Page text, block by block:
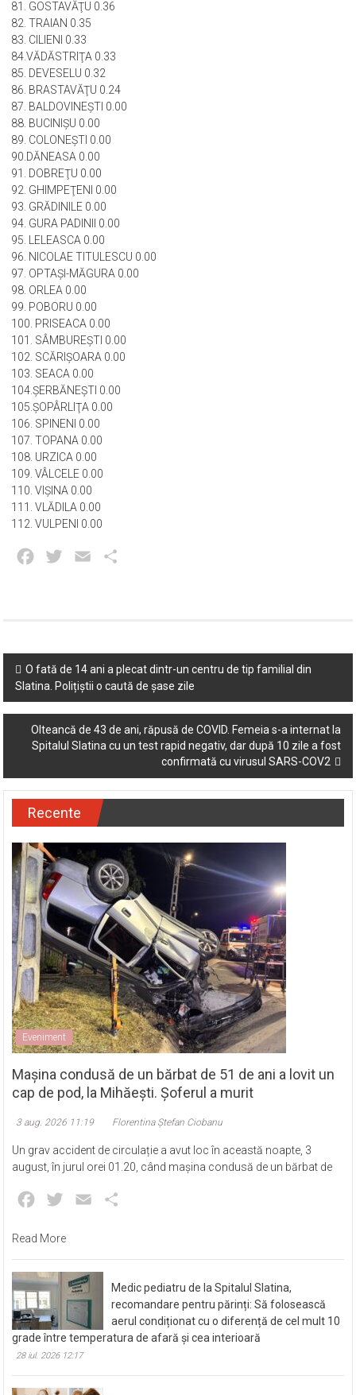
79.VĂLENI 0.40
80. BREBENI 0.38
81. GOSTAVĂŢU 0.36
82. TRAIAN 0.35
83. CILIENI 0.33
84.VĂDĂSTRIŢA 0.33
85. DEVESELU 0.32
86. BRASTAVĂŢU 0.24
87. BALDOVINEŞTI 0.00
88. BUCINIŞU 0.00
89. COLONEŞTI 0.00
90.DĂNEASA 0.00
91. DOBREŢU 0.00
92. GHIMPEŢENI 0.00
93. GRĂDINILE 0.00
94. GURA PADINII 0.00
95. LELEASCA 0.00
96. NICOLAE TITULESCU 0.00
97. OPTAŞI-MĂGURA 0.00
98. ORLEA 0.00
99. POBORU 0.00
100. PRISEACA 0.00
101. SÂMBUREŞTI 0.00
102. SCĂRIŞOARA 0.00
103. SEACA 0.00
104.ŞERBĂNEŞTI 0.00
105.ŞOPÂRLIŢA 0.00
106. SPINENI 0.00
107. TOPANA 0.00
108. URZICA 0.00
109. VÂLCELE 0.00
110. VIŞINA 0.00
112. VULPENI 0.00
Post
navigation
O fată de 14 ani a plecat dintr-un centru de tip familial din
Olteancă de 43 de ani, răpusă de COVID. Femeia s-a internat la
Spitalul Slatina cu un test rapid negativ, dar după 10 zile a fost
confirmată cu virusul SARS-COV2
Recente
Eveniment
Mașina condusă de un bărbat de 51 de ani a lovit un
cap de pod, la Mihăești. Șoferul a murit
3 aug. 2026 11:19 Florentina Ștefan Ciobanu
august, în jurul orei 01.20, când mașina condusă de un bărbat de
Facebook
Read More
Medic pediatru de la Spitalul Slatina,
recomandare pentru părinți: Să folosească
28 iul. 2026 12:17